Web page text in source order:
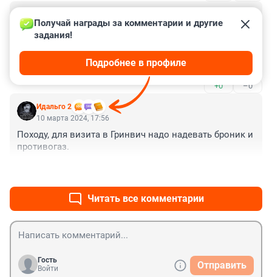
23 апреля 2024, 00:52
Не кто не стрелял это все враньё с чего вообще взяли
то что стреляли?) кто вам сказал где свидетели это
просто охранников надо нормальных принимать на
работу а не алкаше эти охранники были расистами
+0 –0
Идальго 2
Получай награды за комментарии и другие
задания!
Подробнее в профиле
10 марта 2024, 17:56
Походу, для визита в Гринвич надо надевать броник и
противогаз.
Читать все комментарии
Гость
Войти
Отправить